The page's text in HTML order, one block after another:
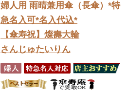
婦人用 雨晴兼用傘（長傘） *特
急名入可*名入代込*
【傘寿祝】燦壽大輪
さんじゅたいりん